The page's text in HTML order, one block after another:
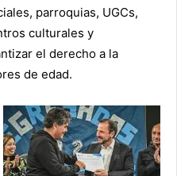
parroquias, UGCs,
culturales y
el derecho a la
de edad.